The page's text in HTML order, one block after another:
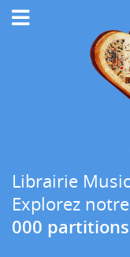
Librairie
Explorez
000 partitions